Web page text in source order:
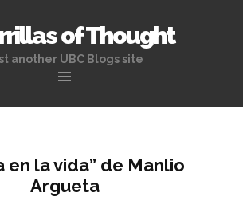
of Thought
another UBC Blogs site
en la vida” de Manlio
Argueta